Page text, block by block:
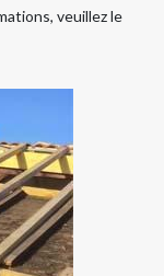
veuillez le